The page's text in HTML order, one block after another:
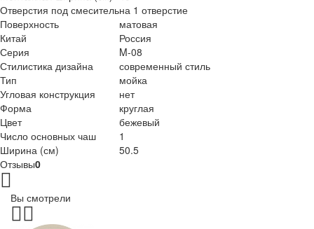
Отверстия под смесительна 1 отверстие
Поверхность
матовая
Китай
Россия
Серия
M-08
Стилистика дизайна
современный стиль
Тип
мойка
Угловая конструкция
нет
Форма
круглая
Цвет
бежевый
Число основных чаш
1
Ширина (см)
50.5
Отзывы0
Вы смотрели